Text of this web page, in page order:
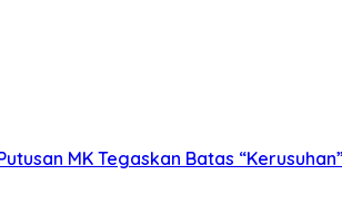
MK Tegaskan Batas “Kerusuhan”